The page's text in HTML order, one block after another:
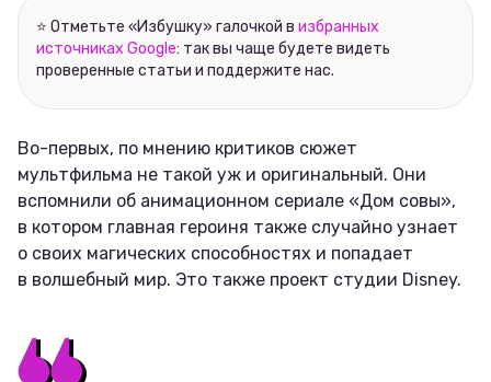
⭐ Отметьте «Избушку» галочкой в избранных
источниках Google: так вы чаще будете видеть
проверенные статьи и поддержите нас.
Во-первых, по мнению критиков сюжет
мультфильма не такой уж и оригинальный. Они
вспомнили об анимационном сериале «Дом совы»,
в котором главная героиня также случайно узнает
о своих магических способностях и попадает
в волшебный мир. Это также проект студии Disney.